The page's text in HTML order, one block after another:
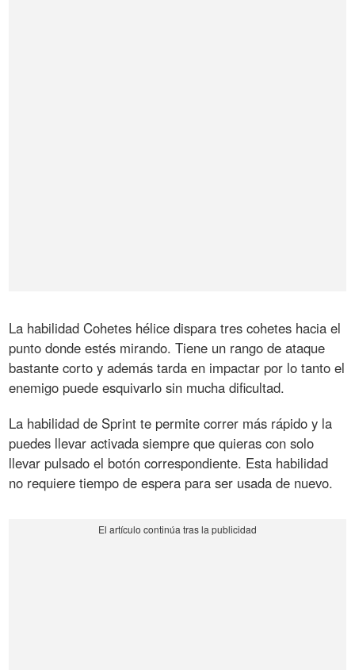
La habilidad Cohetes hélice dispara tres cohetes hacia el
punto donde estés mirando. Tiene un rango de ataque
bastante corto y además tarda en impactar por lo tanto el
enemigo puede esquivarlo sin mucha dificultad.
La habilidad de Sprint te permite correr más rápido y la
puedes llevar activada siempre que quieras con solo
llevar pulsado el botón correspondiente. Esta habilidad
no requiere tiempo de espera para ser usada de nuevo.